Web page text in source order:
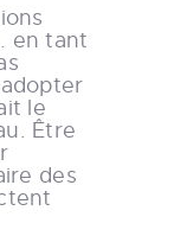
en tant
le
Être
des